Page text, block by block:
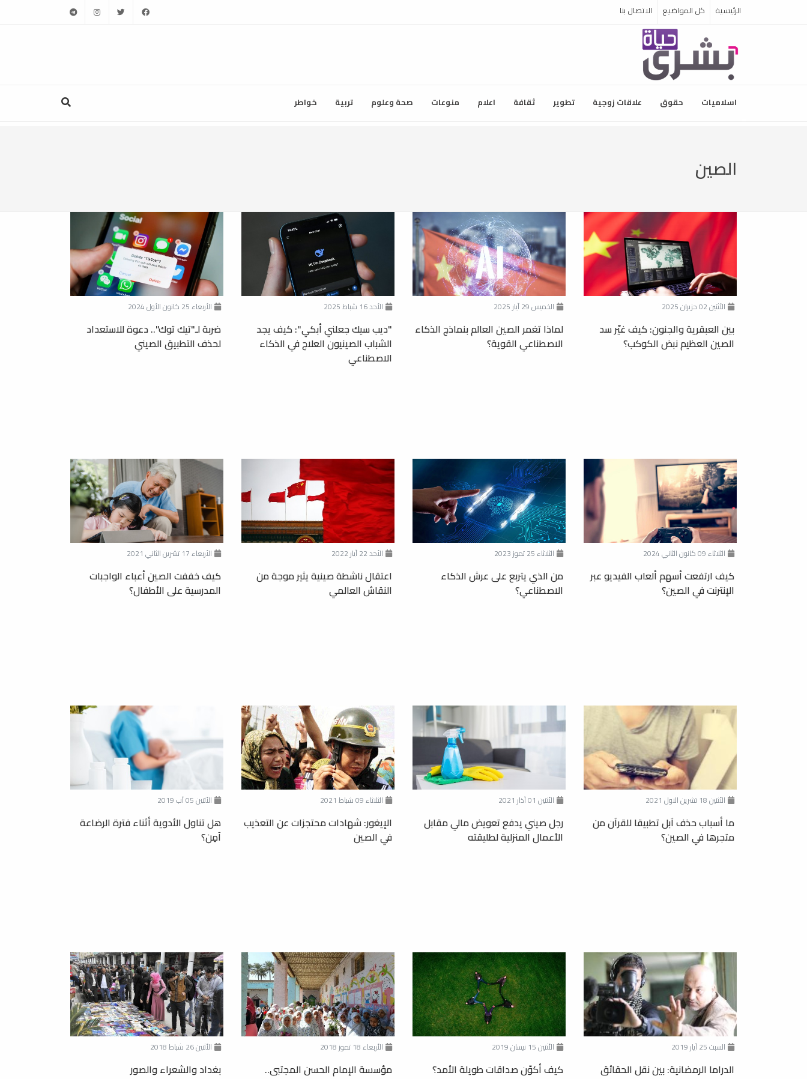
الرئيسية كل المواضيع الاتصال بنا facebook
twitter
instagram
telegram
اسلاميات حقوق علاقات زوجية تطوير ثقافة اعلام منوعات صحة وعلوم تربية خواطر
الصين
الأثنين 02 حزيران 2025
بين العبقرية والجنون: كيف غيّر سد
الصين العظيم نبض الكوكب؟
الخميس 29 آيار 2025
لماذا تغمر الصين العالم بنماذج الذكاء
الاصطناعي القوية؟
الأحد 16 شباط 2025
"ديب سيك جعلني أبكي": كيف يجد
الشباب الصينيون العلاج في الذكاء
الاصطناعي
الأربعاء 25 كانون الأول 2024
ضربة لـ"تيك توك".. دعوة للاستعداد
لحذف التطبيق الصيني
الثلاثاء 09 كانون الثاني 2024
كيف ارتفعت أسهم ألعاب الفيديو عبر
الإنترنت في الصين؟
الثلاثاء 25 تموز 2023
من الذي يتربع على عرش الذكاء
الاصطناعي؟
الأحد 22 آيار 2022
اعتقال ناشطة صينية يثير موجة من
النقاش العالمي
الأربعاء 17 تشرين الثاني 2021
كيف خففت الصين أعباء الواجبات
المدرسية على الأطفال؟
الأثنين 18 تشرين الاول 2021
ما أسباب حذف آبل تطبيقا للقرآن من
متجرها في الصين؟
الأثنين 01 آذار 2021
رجل صيني يدفع تعويض مالي مقابل
الأعمال المنزلية لطليقته
الثلاثاء 09 شباط 2021
الإيغور: شهادات محتجزات عن التعذيب
في الصين
الأثنين 05 آب 2019
هل تناول الأدوية أثناء فترة الرضاعة
آمِن؟
السبت 25 آيار 2019
الدراما الرمضانية: بين نقل الحقائق
الأثنين 15 نيسان 2019
كيف أكوّن صداقات طويلة الأمد؟
الأربعاء 18 تموز 2018
مؤسسة الإمام الحسن المجتبى..
الأثنين 26 شباط 2018
بغداد والشعراء والصور